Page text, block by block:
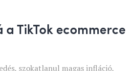
a TikTok ecommerce
szokatlanul magas infláció,